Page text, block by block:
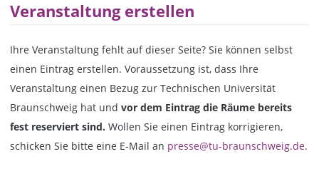
Veranstaltung erstellen
Ihre Veranstaltung fehlt auf dieser Seite? Sie können selbst
einen Eintrag erstellen. Voraussetzung ist, dass Ihre
Veranstaltung einen Bezug zur Technischen Universität
Braunschweig hat undvor dem Eintrag die Räume bereits
fest reserviert sind. Wollen Sie einen Eintrag korrigieren,
schicken Sie bitte eine E-Mail an presse@tu-braunschweig.de.